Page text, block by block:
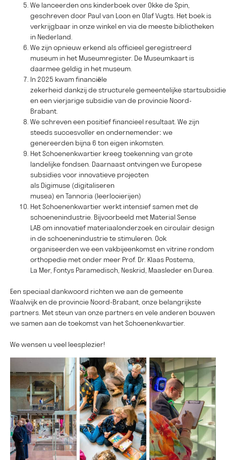
We lanceerden ons kinderboek over Okke de Spin,
geschreven door Paul van Loon en Olaf Vugts. Het boek is
verkrijgbaar in onze winkel en via de meeste bibliotheken
in Nederland.
We zijn opnieuw erkend als officieel geregistreerd
museum in het Museumregister. De Museumkaart is
daarmee geldig in het museum.
In 2025 kwam financiële
zekerheid dankzij de structurele gemeentelijke startsubsidie
en een vierjarige subsidie van de provincie Noord-
Brabant.
We schreven een positief financieel resultaat. We zijn
steeds succesvoller en ondernemender: we
genereerden bijna 6 ton eigen inkomsten.
Het Schoenenkwartier kreeg toekenning van grote
landelijke fondsen. Daarnaast ontvingen we Europese
subsidies voor innovatieve projecten
als Digimuse (digitaliseren
musea) en Tannoria (leerlooierijen)
Het Schoenenkwartier werkt intensief samen met de
schoenenindustrie. Bijvoorbeeld met Material Sense
LAB om innovatief materiaalonderzoek en circulair design
in de schoenenindustrie te stimuleren. Ook
organiseerden we een vakbijeenkomst en vitrine rondom
orthopedie met onder meer Prof. Dr. Klaas Postema,
La Mer, Fontys Paramedisch, Neskrid, Maasleder en Durea.
Een speciaal dankwoord richten we aan de gemeente
Waalwijk en de provincie Noord-Brabant, onze belangrijkste
partners. Met steun van onze partners en vele anderen bouwen
we samen aan de toekomst van het Schoenenkwartier.
We wensen u veel leesplezier!